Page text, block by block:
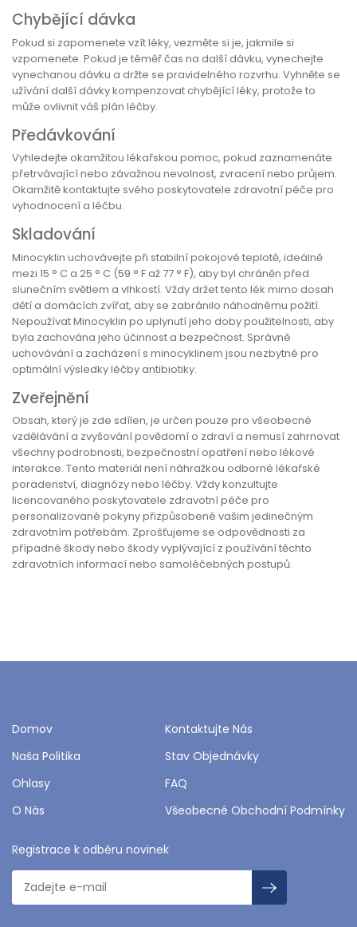
Chybějící dávka
Pokud si zapomenete vzít léky, vezměte si je, jakmile si
vzpomenete. Pokud je téměř čas na další dávku, vynechejte
vynechanou dávku a držte se pravidelného rozvrhu. Vyhněte se
užívání další dávky kompenzovat chybějící léky, protože to
může ovlivnit váš plán léčby.
Předávkování
Vyhledejte okamžitou lékařskou pomoc, pokud zaznamenáte
přetrvávající nebo závažnou nevolnost, zvracení nebo průjem.
Okamžitě kontaktujte svého poskytovatele zdravotní péče pro
vyhodnocení a léčbu.
Skladování
Minocyklin uchovávejte při stabilní pokojové teplotě, ideálně
mezi 15 ° C a 25 ° C (59 ° F až 77 ° F), aby byl chráněn před
slunečním světlem a vlhkostí. Vždy držet tento lék mimo dosah
dětí a domácích zvířat, aby se zabránilo náhodnému požití.
Nepoužívat Minocyklin po uplynutí jeho doby použitelnosti, aby
byla zachována jeho účinnost a bezpečnost. Správné
uchovávání a zacházení s minocyklinem jsou nezbytné pro
optimální výsledky léčby antibiotiky.
Zveřejnění
Obsah, který je zde sdílen, je určen pouze pro všeobecné
vzdělávání a zvyšování povědomí o zdraví a nemusí zahrnovat
všechny podrobnosti, bezpečnostní opatření nebo lékové
interakce. Tento materiál není náhražkou odborné lékařské
poradenství, diagnózy nebo léčby. Vždy konzultujte
licencovaného poskytovatele zdravotní péče pro
personalizované pokyny přizpůsobené vašim jedinečným
zdravotním potřebám. Zprošťujeme se odpovědnosti za
případné škody nebo škody vyplývající z používání těchto
zdravotních informací nebo samoléčebných postupů.
Domov
Kontaktujte Nás
Naša Politika
Stav Objednávky
Ohlasy
FAQ
O Nás
Všeobecné Obchodní Podmínky
Registrace k odběru novinek